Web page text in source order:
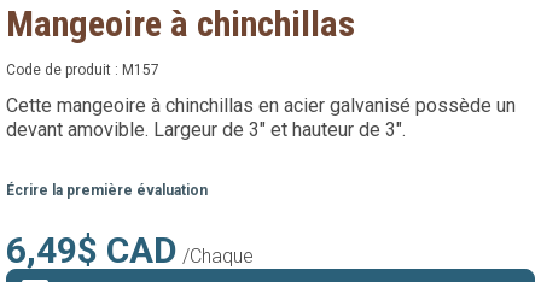
Mangeoire à chinchillas
Code de produit : M157
Cette mangeoire à chinchillas en acier galvanisé possède un
devant amovible. Largeur de 3" et hauteur de 3".
Écrire la première évaluation
6,49$ CAD /Chaque